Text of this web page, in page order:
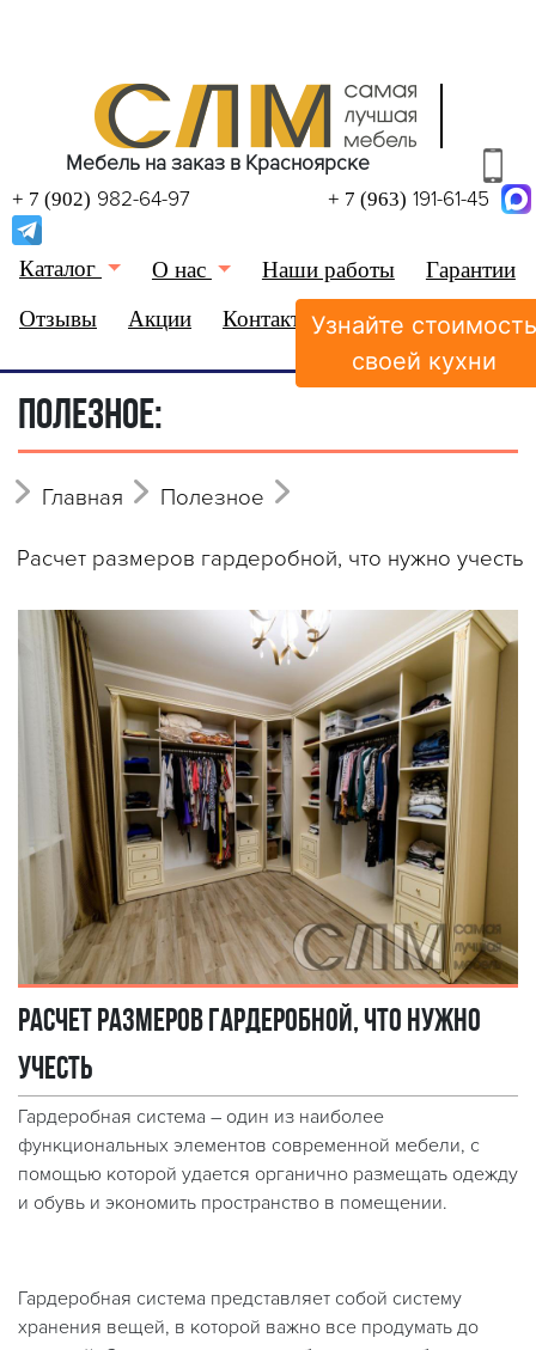
Узнайте стоимость
своей кухни
Мебель на заказ в Красноярске
+ 7 (902) 982-64-97 + 7 (963) 191-61-45
Каталог О нас Наши работы
Гарантии
Отзывы
Акции Контакты Избранное (0)
ПОЛЕЗНОЕ:
Главная Полезное
Расчет размеров гардеробной, что нужно учесть
Расчет размеров гардеробной, что нужно
учесть
Гардеробная система – один из наиболее
функциональных элементов современной мебели, с
помощью которой удается органично размещать одежду
и обувь и экономить пространство в помещении.
Гардеробная система представляет собой систему
хранения вещей, в которой важно все продумать до